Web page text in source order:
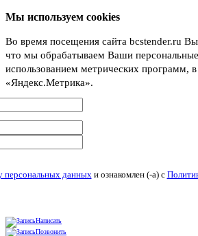
Мы используем cookies
Во время посещения сайта bcstender.ru
что мы обрабатываем Ваши
использованием метрических программ, в
«Яндекс.Метрика».
персональных данных и ознакомлен (-а) c
Написать
Позвонить